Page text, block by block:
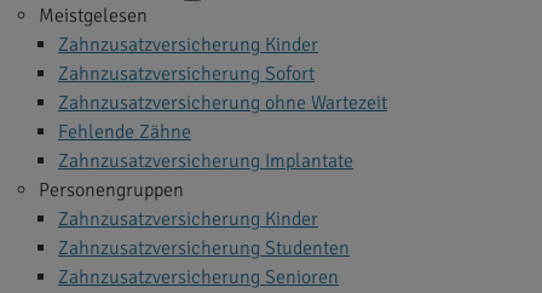
Meistgelesen
Zahnzusatzversicherung Kinder
Zahnzusatzversicherung Sofort
Zahnzusatzversicherung ohne Wartezeit
Fehlende Zähne
Zahnzusatzversicherung Implantate
Personengruppen
Zahnzusatzversicherung Kinder
Zahnzusatzversicherung Studenten
Zahnzusatzversicherung Senioren